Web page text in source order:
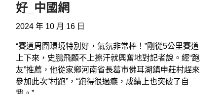
好_中國網
2024 年 10 月 16 日
“賽道周圍環境特別好，氣氛非常棒！”剛從5公里賽道
上下來，史鵬飛顧不上擦汗就興奮地對記者說。經“跑
友”推薦，他從家鄉河南省長葛市佛耳湖鎮申莊村趕來
參加此次“村跑”，“跑得很過癮，成績上也突破了自